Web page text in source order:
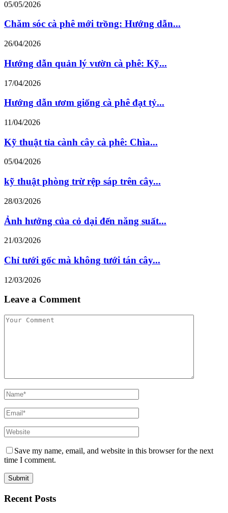
05/05/2026
Chăm sóc cà phê mới trồng: Hướng dẫn...
26/04/2026
Hướng dẫn quản lý vườn cà phê: Kỹ...
17/04/2026
Hướng dẫn ươm giống cà phê đạt tỷ...
11/04/2026
Kỹ thuật tỉa cành cây cà phê: Chìa...
05/04/2026
kỹ thuật phòng trừ rệp sáp trên cây...
28/03/2026
Ảnh hưởng của cỏ dại đến năng suất...
21/03/2026
Chỉ tưới gốc mà không tưới tán cây...
12/03/2026
Leave a Comment
Save my name, email, and website in this browser for the next
time I comment.
Recent Posts